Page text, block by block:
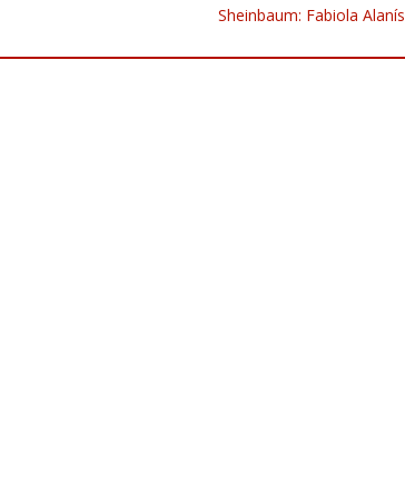
Sheinbaum: Fabiola Alanís